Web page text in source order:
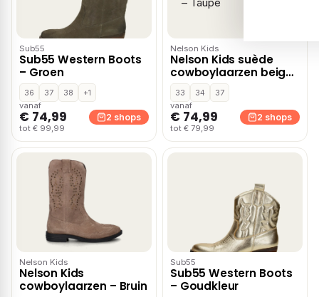
Sub55
Sub55 Western Boots
– Groen
36 37 38
+1
vanaf
€ 74,99
tot € 99,99
2 shops
Nelson Kids
Nelson Kids suède
cowboylaarzen beige
– Taupe
33 34
37
vanaf
€ 74,99
tot € 79,99
2 shops
Nelson Kids
Nelson Kids
cowboylaarzen – Bruin
Sub55
Sub55 Western Boots
– Goudkleur